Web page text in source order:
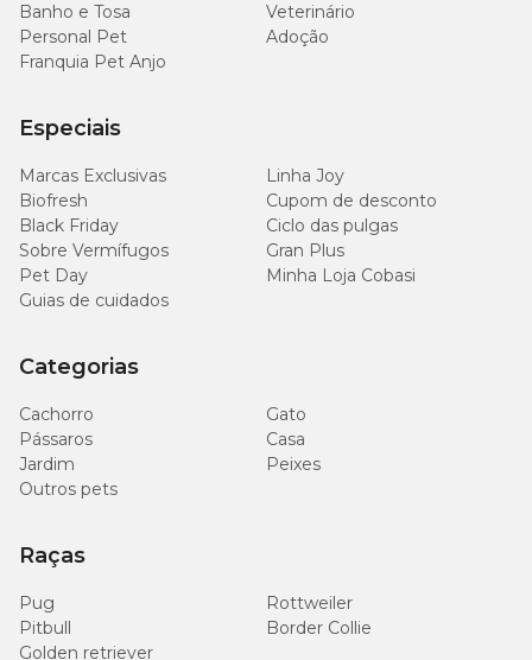
Banho e Tosa
Veterinário
Personal Pet
Adoção
Franquia Pet Anjo
Especiais
Marcas Exclusivas
Linha Joy
Biofresh
Cupom de desconto
Black Friday
Ciclo das pulgas
Sobre Vermífugos
Gran Plus
Pet Day
Minha Loja Cobasi
Guias de cuidados
Categorias
Cachorro
Gato
Pássaros
Casa
Jardim
Peixes
Outros pets
Raças
Pug
Rottweiler
Pitbull
Border Collie
Golden retriever